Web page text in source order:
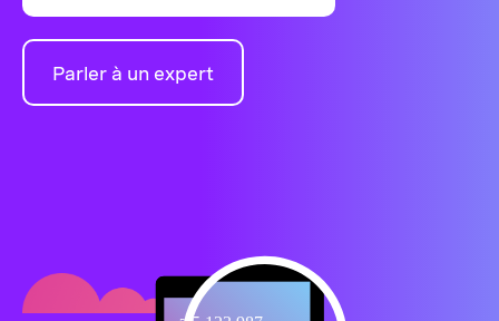
Parler à un expert